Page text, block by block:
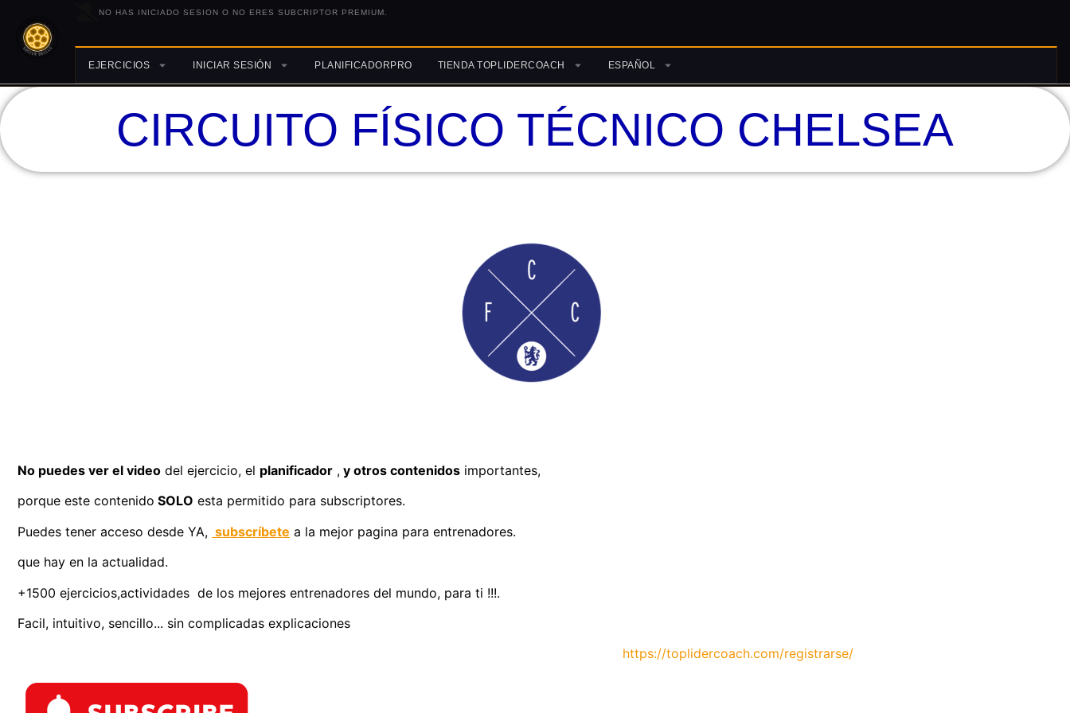
NO HAS INICIADO SESION O NO ERES SUBCRIPTOR PREMIUM.
EJERCICIOS INICIAR SESIÓN PLANIFICADORPRO TIENDA TOPLIDERCOACH ESPAÑOL
CIRCUITO FÍSICO TÉCNICO CHELSEA
No puedes ver el video del ejercicio, el planificador , y otros contenidos importantes,
porque este contenido SOLO esta permitido para subscriptores.
Puedes tener acceso desde YA, subscríbete a la mejor pagina para entrenadores.
que hay en la actualidad.
+1500 ejercicios,actividades de los mejores entrenadores del mundo, para ti !!!.
Facil, intuitivo, sencillo... sin complicadas explicaciones
https://toplidercoach.com/registrarse/